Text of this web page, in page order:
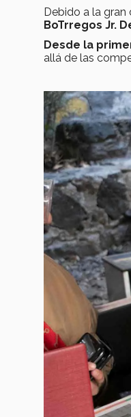
Debido a la
BoTrregos Jr.
Desde la
allá de las